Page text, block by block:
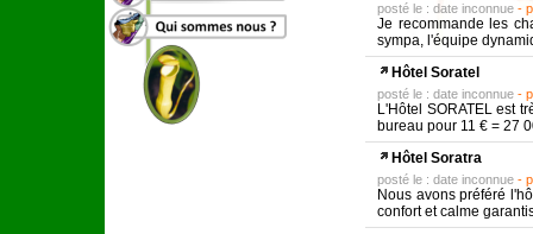
posté le : date inconnue -
Je recommande les
sympa, l'équipe
Hôtel Soratel
posté le : date inconnue -
L'Hôtel SORATEL est
bureau pour 11 € = 27
Hôtel Soratra
posté le : date inconnue -
Nous avons préféré
confort et calme